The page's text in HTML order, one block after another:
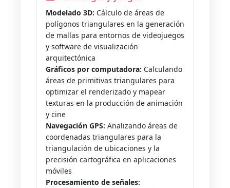
Modelado 3D: Cálculo de áreas de
polígonos triangulares en la generación
de mallas para entornos de videojuegos
y software de visualización
arquitectónica
Gráficos por computadora: Calculando
áreas de primitivas triangulares para
optimizar el renderizado y mapear
texturas en la producción de animación
y cine
Navegación GPS: Analizando áreas de
coordenadas triangulares para la
triangulación de ubicaciones y la
precisión cartográfica en aplicaciones
móviles
Procesamiento de señales: